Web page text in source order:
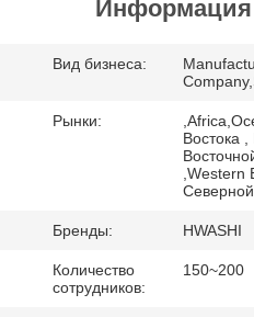
ПРОВЕРКА
КАЧЕСТВА
СВЯЖИТЕСЬ
НОВОСТИ
Вид бизнеса:
Рынки:
Востока
,Western
Бренды: HWASHI
Количество
сотрудников:
150~200